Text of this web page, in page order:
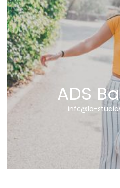
ADS
info@la-